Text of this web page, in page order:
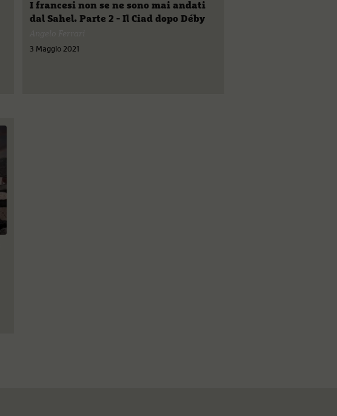
I francesi non se ne sono mai andati
dal Sahel. Parte 2 - Il Ciad dopo Déby
3 Maggio 2021